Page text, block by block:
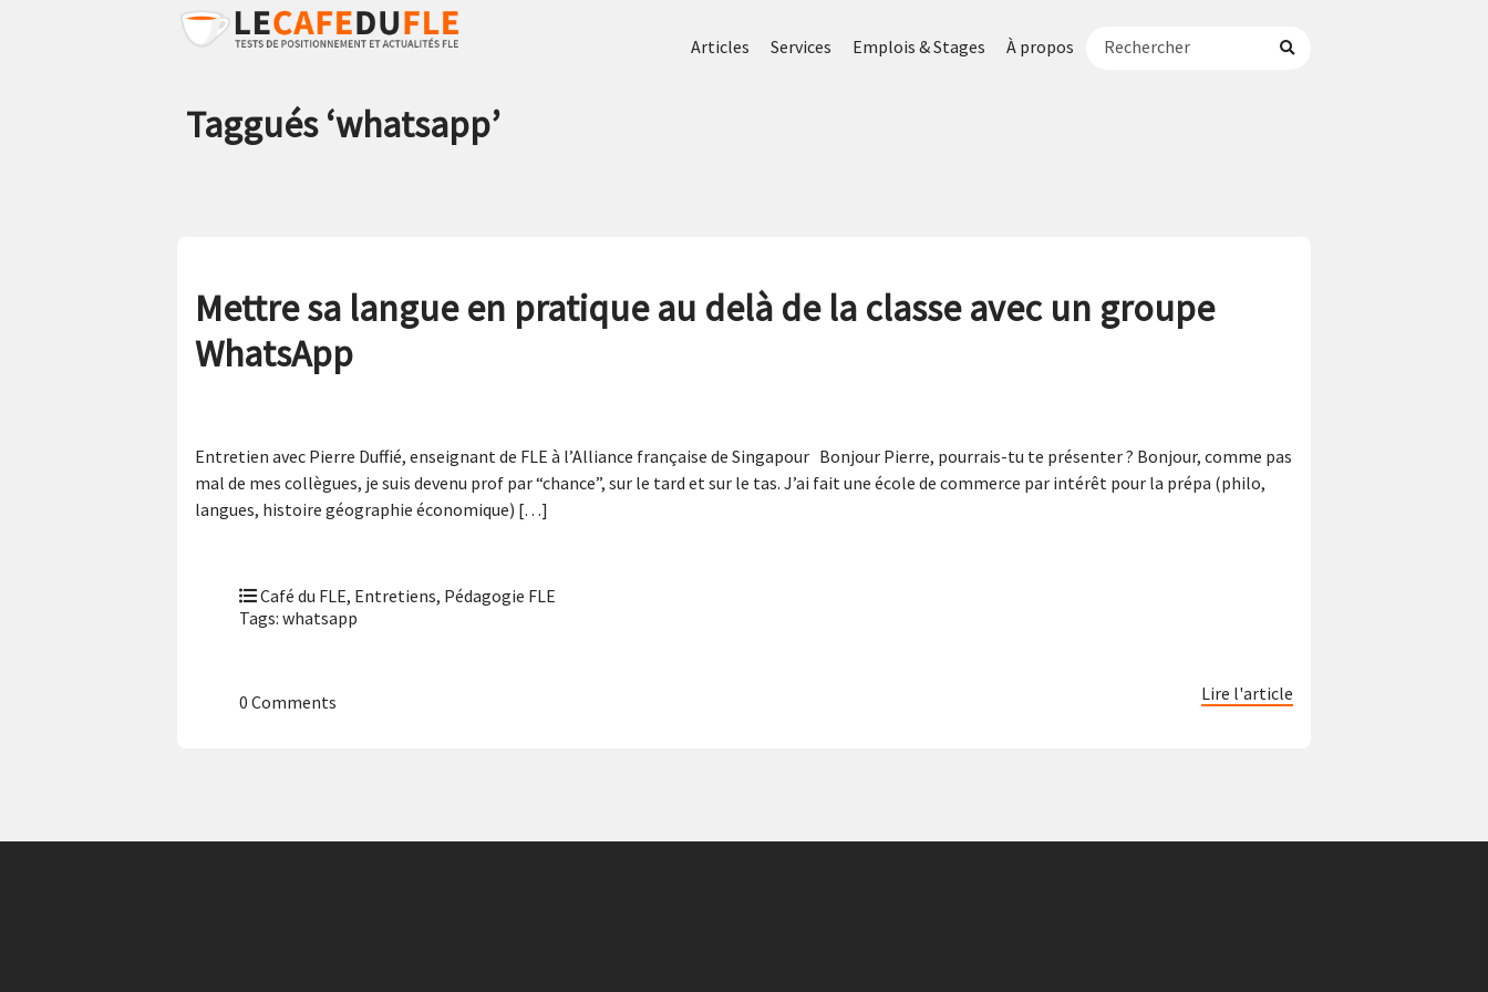
Articles Services Emplois & Stages À propos
Taggués ‘whatsapp’
Mettre sa langue en pratique au delà de la classe avec un groupe
WhatsApp
Entretien avec Pierre Duffié, enseignant de FLE à l’Alliance française de Singapour Bonjour Pierre, pourrais-tu te présenter ? Bonjour, comme pas
mal de mes collègues, je suis devenu prof par “chance”, sur le tard et sur le tas. J’ai fait une école de commerce par intérêt pour la prépa (philo,
langues, histoire géographie économique) […]
Café du FLE, Entretiens, Pédagogie FLE
Tags: whatsapp
0 Comments Lire l'article